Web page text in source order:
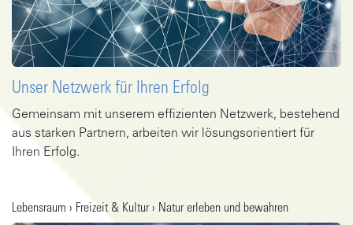
Unser Netzwerk für Ihren Erfolg
Gemeinsam mit unserem effizienten Netzwerk, bestehend
aus starken Partnern, arbeiten wir lösungsorientiert für
Ihren Erfolg.
Lebensraum › Freizeit & Kultur › Natur erleben und bewahren